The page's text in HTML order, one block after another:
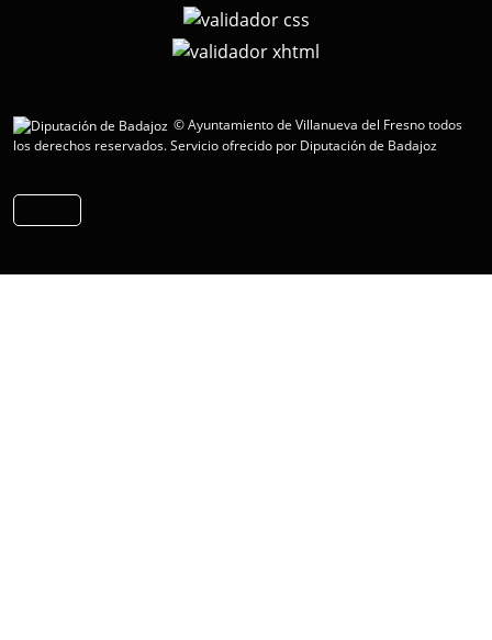
© Ayuntamiento de Villanueva del Fresno todos
los derechos reservados.Servicio ofrecido por Diputación de Badajoz